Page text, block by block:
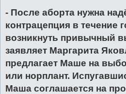
- После аборта нужна
контрацепция в течение
возникнуть привычный
заявляет Маргарита
предлагает Маше на
или норплант.
Маша соглашается на